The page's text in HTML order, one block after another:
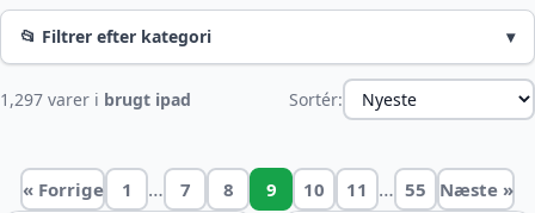
📂 Filtrer efter kategori ▾
1,297 varer i brugt ipad Sortér:
« Forrige 1 … 7 8 9 10 11 … 55 Næste »